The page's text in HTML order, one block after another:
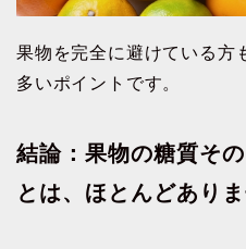
果物を完全に避けている方
多いポイントです。
結論：果物の糖質そ
とは、ほとんどありま